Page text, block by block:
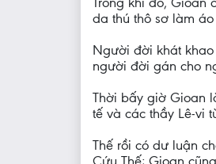
da thú thô sơ làm áo
Người đời khát
người đời gán cho
Thời bấy giờ Gioan
tế và các thầy Lê-vi
Thế rồi có dư luận
Cứu Thế; Gioan